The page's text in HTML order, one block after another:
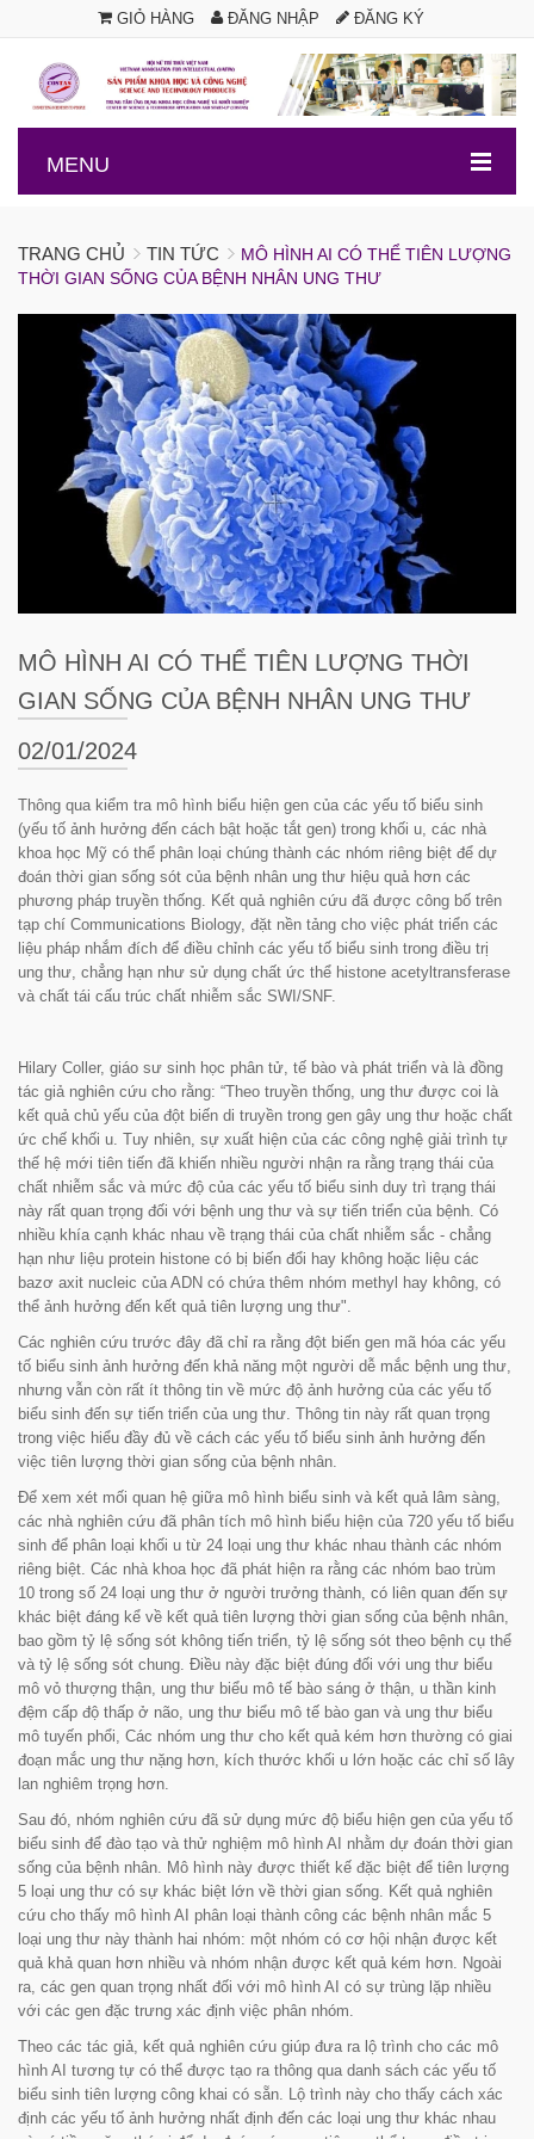
GIỎ HÀNG ĐĂNG NHẬP ĐĂNG KÝ
.
MENU
TRANG CHỦ TIN TỨC
MÔ HÌNH AI CÓ THỂ TIÊN LƯỢNG
THỜI GIAN SỐNG CỦA BỆNH NHÂN UNG THƯ
MÔ HÌNH AI CÓ THỂ TIÊN LƯỢNG THỜI
GIAN SỐNG CỦA BỆNH NHÂN UNG THƯ
02/01/2024
Thông qua kiểm tra mô hình biểu hiện gen của các yếu tố biểu sinh
(yếu tố ảnh hưởng đến cách bật hoặc tắt gen) trong khối u, các nhà
khoa học Mỹ có thể phân loại chúng thành các nhóm riêng biệt để dự
đoán thời gian sống sót của bệnh nhân ung thư hiệu quả hơn các
phương pháp truyền thống. Kết quả nghiên cứu đã được công bố trên
tạp chí Communications Biology, đặt nền tảng cho việc phát triển các
liệu pháp nhắm đích để điều chỉnh các yếu tố biểu sinh trong điều trị
ung thư, chẳng hạn như sử dụng chất ức thể histone acetyltransferase
và chất tái cấu trúc chất nhiễm sắc SWI/SNF.
Hilary Coller, giáo sư sinh học phân tử, tế bào và phát triển và là đồng
tác giả nghiên cứu cho rằng: “Theo truyền thống, ung thư được coi là
kết quả chủ yếu của đột biến di truyền trong gen gây ung thư hoặc chất
ức chế khối u. Tuy nhiên, sự xuất hiện của các công nghệ giải trình tự
thế hệ mới tiên tiến đã khiến nhiều người nhận ra rằng trạng thái của
chất nhiễm sắc và mức độ của các yếu tố biểu sinh duy trì trạng thái
này rất quan trọng đối với bệnh ung thư và sự tiến triển của bệnh. Có
nhiều khía cạnh khác nhau về trạng thái của chất nhiễm sắc - chẳng
hạn như liệu protein histone có bị biến đổi hay không hoặc liệu các
bazơ axit nucleic của ADN có chứa thêm nhóm methyl hay không, có
thể ảnh hưởng đến kết quả tiên lượng ung thư".
Các nghiên cứu trước đây đã chỉ ra rằng đột biến gen mã hóa các yếu
tố biểu sinh ảnh hưởng đến khả năng một người dễ mắc bệnh ung thư,
nhưng vẫn còn rất ít thông tin về mức độ ảnh hưởng của các yếu tố
biểu sinh đến sự tiến triển của ung thư. Thông tin này rất quan trọng
trong việc hiểu đầy đủ về cách các yếu tố biểu sinh ảnh hưởng đến
việc tiên lượng thời gian sống của bệnh nhân.
Để xem xét mối quan hệ giữa mô hình biểu sinh và kết quả lâm sàng,
các nhà nghiên cứu đã phân tích mô hình biểu hiện của 720 yếu tố biểu
sinh để phân loại khối u từ 24 loại ung thư khác nhau thành các nhóm
riêng biệt. Các nhà khoa học đã phát hiện ra rằng các nhóm bao trùm
10 trong số 24 loại ung thư ở người trưởng thành, có liên quan đến sự
khác biệt đáng kể về kết quả tiên lượng thời gian sống của bệnh nhân,
bao gồm tỷ lệ sống sót không tiến triển, tỷ lệ sống sót theo bệnh cụ thể
và tỷ lệ sống sót chung. Điều này đặc biệt đúng đối với ung thư biểu
mô vỏ thượng thận, ung thư biểu mô tế bào sáng ở thận, u thần kinh
đệm cấp độ thấp ở não, ung thư biểu mô tế bào gan và ung thư biểu
mô tuyến phổi, Các nhóm ung thư cho kết quả kém hơn thường có giai
đoạn mắc ung thư nặng hơn, kích thước khối u lớn hoặc các chỉ số lây
lan nghiêm trọng hơn.
Sau đó, nhóm nghiên cứu đã sử dụng mức độ biểu hiện gen của yếu tố
biểu sinh để đào tạo và thử nghiệm mô hình AI nhằm dự đoán thời gian
sống của bệnh nhân. Mô hình này được thiết kế đặc biệt để tiên lượng
5 loại ung thư có sự khác biệt lớn về thời gian sống. Kết quả nghiên
cứu cho thấy mô hình AI phân loại thành công các bệnh nhân mắc 5
loại ung thư này thành hai nhóm: một nhóm có cơ hội nhận được kết
quả khả quan hơn nhiều và nhóm nhận được kết quả kém hơn. Ngoài
ra, các gen quan trọng nhất đối với mô hình AI có sự trùng lặp nhiều
với các gen đặc trưng xác định việc phân nhóm.
Theo các tác giả, kết quả nghiên cứu giúp đưa ra lộ trình cho các mô
hình AI tương tự có thể được tạo ra thông qua danh sách các yếu tố
biểu sinh tiên lượng công khai có sẵn. Lộ trình này cho thấy cách xác
định các yếu tố ảnh hưởng nhất định đến các loại ung thư khác nhau